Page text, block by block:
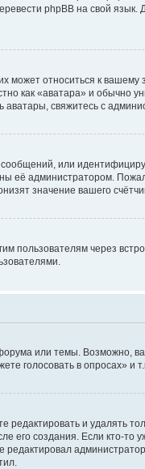
phpBB на свой
может относиться к
как «аватара» и обычно
свяжитесь с
или
её администратором.
значение вашего
пользователям через
или темы. Возможно,
голосовать в опросах» и
и удалять
его создания. Если кто-